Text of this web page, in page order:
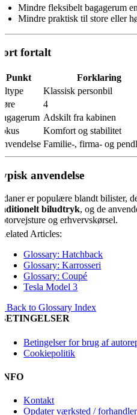
Mindre fleksibelt bagagerum
Mindre praktisk til store eller
fortalt
Punkt
Forklaring
Klassisk personbil
4
Adskilt fra kabinen
Komfort og stabilitet
Familie-, firma- og
anvendelse
er populære blandt bilister,
biludtryk, og de
og erhvervskørsel.
Related Articles:
Glossary: Hatchback
Glossary: Karrosseri
Glossary: Coupé
Tesla Model 3
« Back to Glossary Index
BETINGELSER
Betingelser for brug af
Cookiepolitik
INFO
Kontakt
Opdater værksted / forhandler